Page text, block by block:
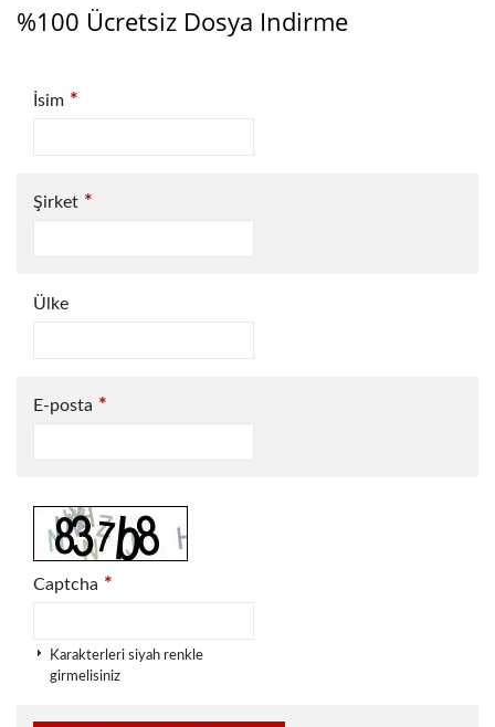
%100 Ücretsiz Dosya Indirme
İsim *
Şirket *
Ülke
E-posta *
Captcha *
Karakterleri siyah renkle
girmelisiniz